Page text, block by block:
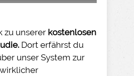
zu unserer kostenlosen
Dort erfährst du
unser System zur